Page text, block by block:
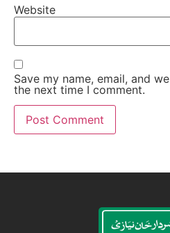
Website
Save my name, email, and
the next time I comment.